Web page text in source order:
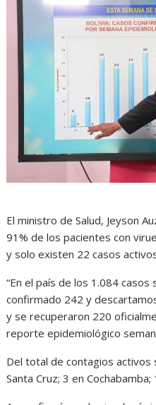
El ministro de Salud, Jeyson
91% de los pacientes con
y solo existen 22 casos
“En el país de los 1.084
confirmado 242 y
y se recuperaron 220
reporte epidemiológico
Del total de contagios activos
Santa Cruz; 3 en